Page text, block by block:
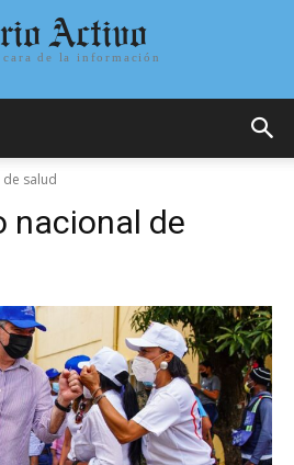
Activo
cara de la información
de salud
nacional de